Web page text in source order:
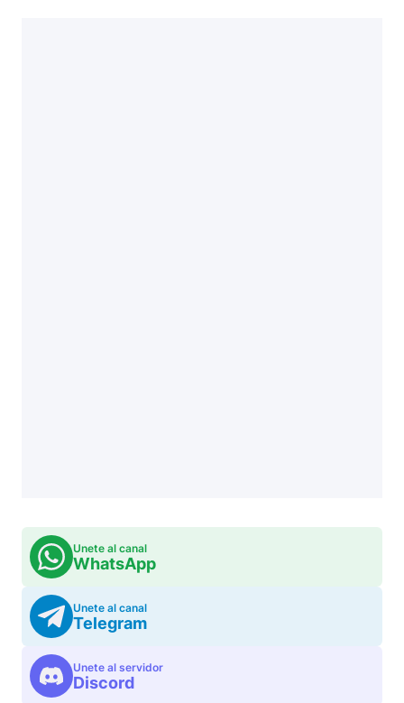
Unete al canal
WhatsApp
Unete al canal
Telegram
Unete al servidor
Discord